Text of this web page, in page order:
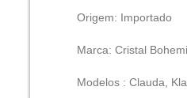
Origem: Importado
Marca: Cristal
Modelos : Clauda,